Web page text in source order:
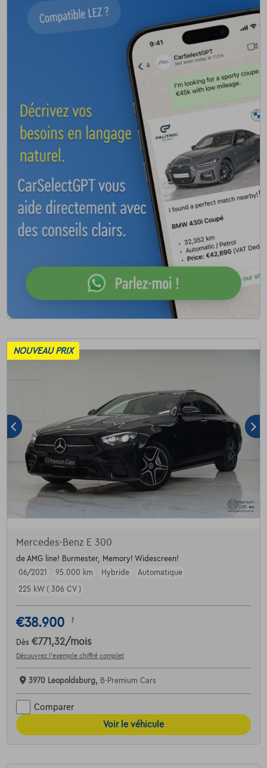
NOUVEAU PRIX
Mercedes-Benz E 300
de AMG line! Burmester, Memory! Widescreen!
06/2021
95.000 km Hybride
Automatique
225 kW ( 306 CV )
€38.900 1
Dès €771,32/mois
Découvrez l’exemple chiffré complet
3970 Leopoldsburg, B-Premium Cars
Comparer
Voir le véhicule